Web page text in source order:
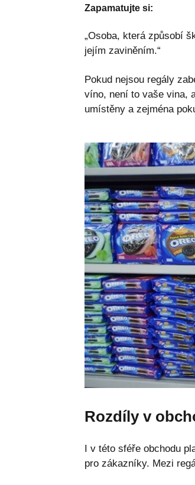
Zapamatujte si:
„Osoba, která způsobí
jejím zaviněním.“
Pokud nejsou regály
víno, není to vaše vina,
umístěny a zejména
Rozdíly v
I v této sféře obchodu
pro zákazníky. Mezi